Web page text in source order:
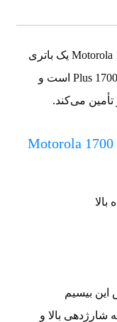
باتری بیسیم موتورولا Motorola 1700 Plus 6800mA یک باتری
قدرتمند و کاربردی برای بیسیم‌های مدل 1700 Plus است و
تأمین می‌کند.
مشخصات باتری بیسیم موتورولا Motorola 1700
بیسیم
شارژدهی بالا و